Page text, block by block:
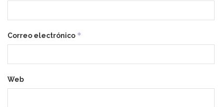
Correo electrónico *
Web